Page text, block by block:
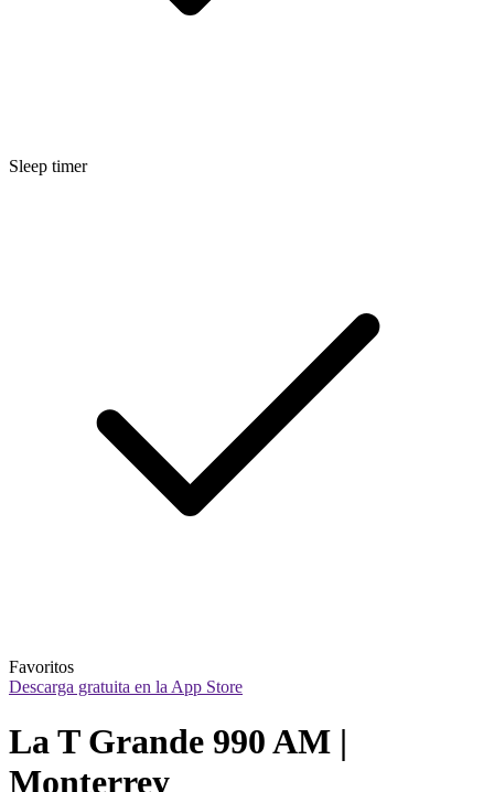
Sleep timer
Favoritos
Descarga gratuita en la App Store
La T Grande 990 AM |
Monterrey